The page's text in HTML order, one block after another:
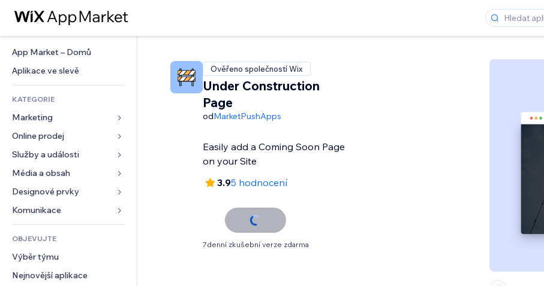
App Market – Domů
Aplikace ve slevě
KATEGORIE
Marketing
Reklamy
Mobilní zařízení
Analytika
Výpisy webu
E‑mail
Online prodej
Aplikace pro obchody
Doprava a doručení
Tlačítka pro prodej
Účetnictví
Kupóny a věrnostní programy
Skladování
Služby a události
Ubytování
Události
Restaurace
Nemovitosti
Rezervace
Média a obsah
Galerie
Hudba
Podcasty
Fotografie
Video
PDF
Designové prvky
Mapy a navigace
Soukromí a bezpečnost
Hodiny
Šablony stránek
Efekty pro obrázky
Formuláře
Ankety
Chat
OBJEVUJTE
Výběr týmu
Nejnovější aplikace
Ověřeno společností Wix
Under Construction
Page
odMarketPushApps
Easily add a Coming Soon Page
on your Site
3.95 hodnocení
7denní zkušební verze zdarma